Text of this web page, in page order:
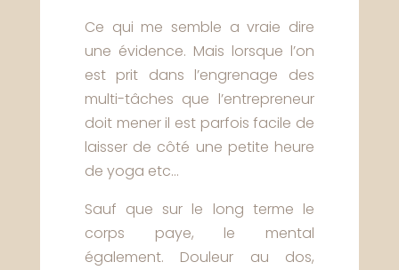
Ce qui me semble a vraie dire
une évidence. Mais lorsque l’on
est prit dans l’engrenage des
multi-tâches que l’entrepreneur
doit mener il est parfois facile de
laisser de côté une petite heure
de yoga etc…
Sauf que sur le long terme le
corps paye, le mental
également. Douleur au dos,